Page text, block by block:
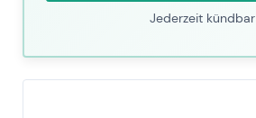
Jederzeit kündbar